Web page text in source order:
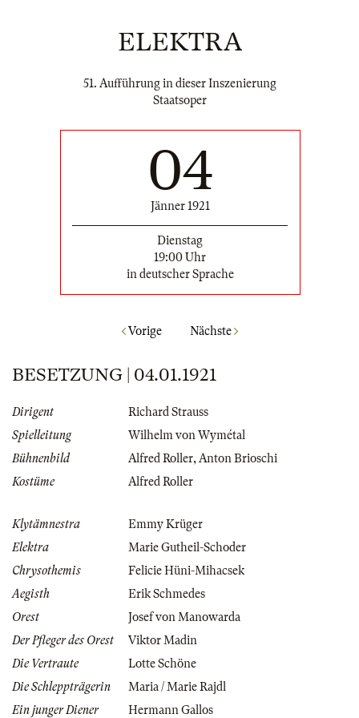
ELEKTRA
51. Aufführung in dieser Inszenierung
Staatsoper
04
Jänner 1921
Dienstag
19:00 Uhr
in deutscher Sprache
Vorige Nächste
BESETZUNG | 04.01.1921
Dirigent
Richard Strauss
Spielleitung
Wilhelm von Wymétal
Bühnenbild
Alfred Roller,Anton Brioschi
Kostüme
Alfred Roller
Klytämnestra
Emmy Krüger
Elektra
Marie Gutheil-Schoder
Chrysothemis
Felicie Hüni-Mihacsek
Aegisth
Erik Schmedes
Orest
Josef von Manowarda
Der Pfleger des Orest
Viktor Madin
Die Vertraute
Lotte Schöne
Die Schleppträgerin
Maria / Marie Rajdl
Ein junger Diener
Hermann Gallos